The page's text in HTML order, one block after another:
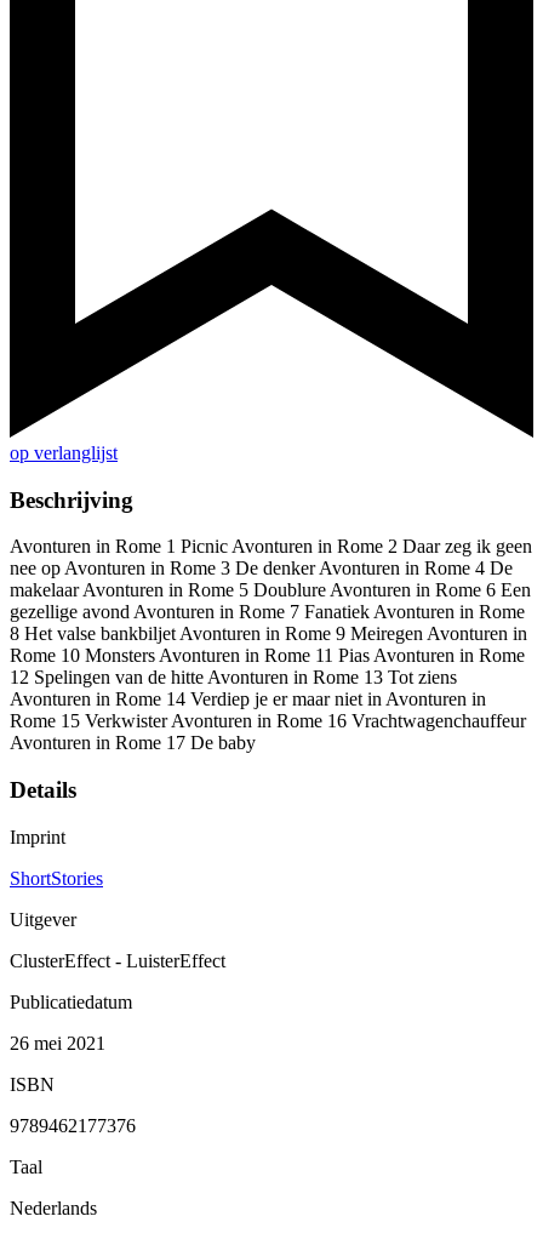
op verlanglijst
Beschrijving
Avonturen in Rome 1 Picnic Avonturen in Rome 2 Daar zeg ik geen
nee op Avonturen in Rome 3 De denker Avonturen in Rome 4 De
makelaar Avonturen in Rome 5 Doublure Avonturen in Rome 6 Een
gezellige avond Avonturen in Rome 7 Fanatiek Avonturen in Rome
8 Het valse bankbiljet Avonturen in Rome 9 Meiregen Avonturen in
Rome 10 Monsters Avonturen in Rome 11 Pias Avonturen in Rome
12 Spelingen van de hitte Avonturen in Rome 13 Tot ziens
Avonturen in Rome 14 Verdiep je er maar niet in Avonturen in
Rome 15 Verkwister Avonturen in Rome 16 Vrachtwagenchauffeur
Avonturen in Rome 17 De baby
Details
Imprint
ShortStories
Uitgever
ClusterEffect - LuisterEffect
Publicatiedatum
26 mei 2021
ISBN
9789462177376
Taal
Nederlands